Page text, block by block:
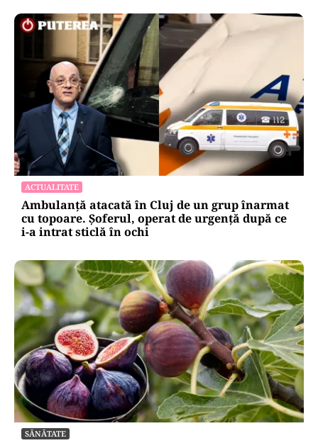
ACTUALITATE
Ambulanță atacată în Cluj de un grup înarmat
cu topoare. Șoferul, operat de urgență după ce
i-a intrat sticlă în ochi
SĂNĂTATE